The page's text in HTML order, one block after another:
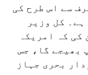
سے اس طرح کی
کل وزیر
کی کہ امریکہ
بھیجے گا، جس
بحری جہاز